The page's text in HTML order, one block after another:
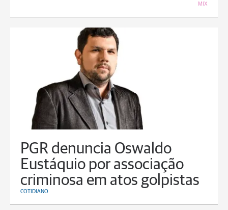
MIX
PGR denuncia Oswaldo
Eustáquio por associação
criminosa em atos golpistas
COTIDIANO